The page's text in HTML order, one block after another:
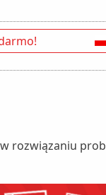
rozwiązaniu